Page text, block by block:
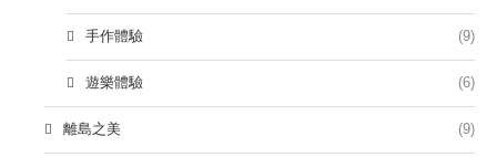
手作體驗 (9)
遊樂體驗 (6)
離島之美 (9)